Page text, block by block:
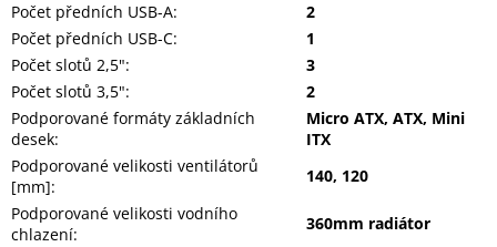
Počet předních USB-A:
2
Počet předních USB-C:
1
Počet slotů 2,5":
3
Počet slotů 3,5":
2
Podporované formáty základních
desek:
Micro ATX, ATX, Mini
ITX
Podporované velikosti ventilátorů
[mm]:
140, 120
Podporované velikosti vodního
chlazení:
360mm radiátor